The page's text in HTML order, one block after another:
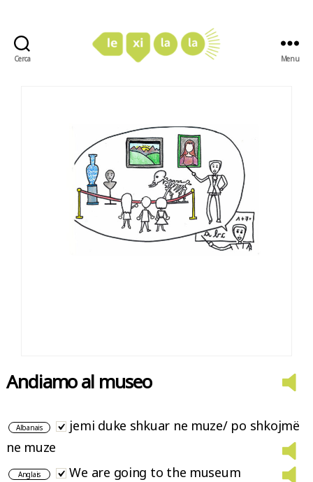
Cerca Menu
Andiamo al museo
Albanais
jemi duke shkuar ne muze/ po shkojmë
ne muze
Anglais We are going to the museum